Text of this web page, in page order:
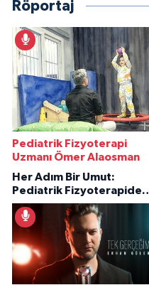
Röportaj
Pediatrik Fizyoterapi
Uzmanı Ömer Alaosman
Her Adım Bir Umut:
Pediatrik Fizyoterapiden
İlham Veren Hikâyeler